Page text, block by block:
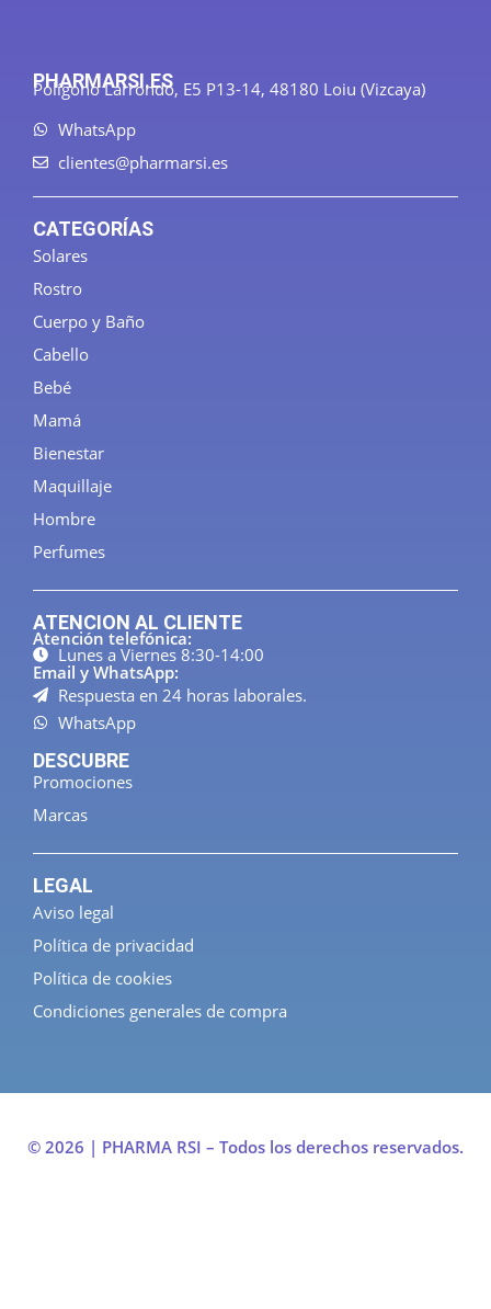
PHARMARSI.ES
Polígono Larrondo, E5 P13-14, 48180 Loiu (Vizcaya)
WhatsApp
clientes@pharmarsi.es
CATEGORÍAS
Solares
Rostro
Cuerpo y Baño
Cabello
Bebé
Mamá
Bienestar
Maquillaje
Hombre
Perfumes
ATENCION AL CLIENTE
Atención telefónica:
Lunes a Viernes 8:30-14:00
Email y WhatsApp:
Respuesta en 24 horas laborales.
WhatsApp
DESCUBRE
Promociones
Marcas
LEGAL
Aviso legal
Política de privacidad
Política de cookies
Condiciones generales de compra
© 2026 | PHARMA RSI – Todos los derechos reservados.